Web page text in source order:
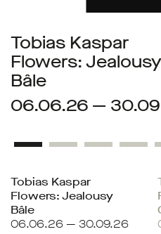
Tobias Kaspar
Flowers: Jealousy
Bâle
06.06.26 —
Tobias Kaspar
Flowers: Jealousy
Bâle
06.06.26 — 30.09.26